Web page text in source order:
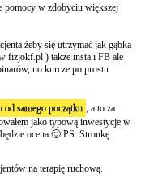
pomocy w zdobyciu większej
żeby się utrzymać jak gąbka
fizjokf.pl ) także insta i FB ale
no kurcze po prostu
samego początku
, a to za
jako typową inwestycje w
ocena 🙂 PS. Stronkę
na terapię ruchową.